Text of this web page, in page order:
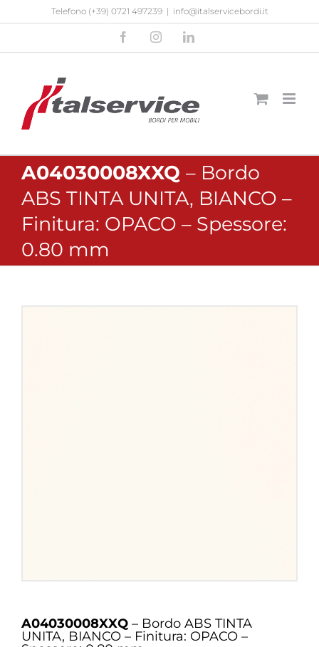
contenuto
Telefono (+39) 0721 497239 | info@italservicebordi.it
FacebookInstagramLinkedIn
A04030008XXQ – Bordo
ABS TINTA UNITA, BIANCO –
Finitura: OPACO – Spessore:
0.80 mm
A04030008XXQ – Bordo ABS TINTA
UNITA, BIANCO – Finitura: OPACO –